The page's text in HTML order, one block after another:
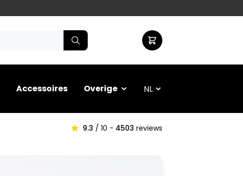
Accessoires Overige
9.3 / 10 - 4503 reviews